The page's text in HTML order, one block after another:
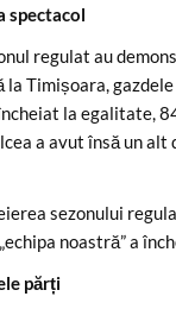
spectacol
regulat au
Timișoara,
la egalitate,
a avut însă un
sezonului
noastră” a
părți